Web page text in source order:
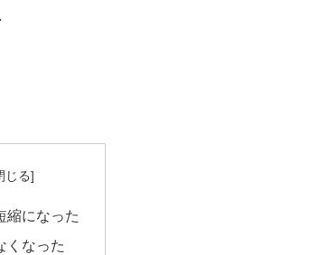
縮になった
くなった